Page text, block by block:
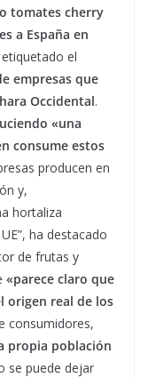
tomates cherry
a España en
el
empresas que
Occidental.
«una
consume estos
producen en
y,
hortaliza
ha destacado
de frutas y
«parece claro que
origen real de los
consumidores,
propia población
se puede dejar